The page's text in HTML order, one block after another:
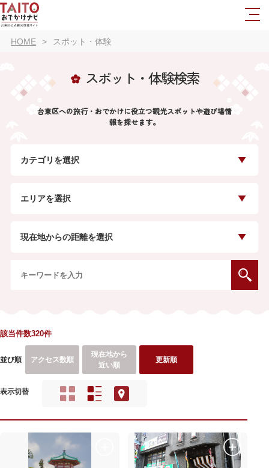
HOME スポット・体験
スポット・体験検索
台東区への旅行・おでかけに役立つ観光スポットや遊び場情
報を探せます。
カテゴリを選択
エリアを選択
現在地からの距離を選択
該当件数320件
並び順 アクセス数順
現在地から
近い順
更新順
表示切替